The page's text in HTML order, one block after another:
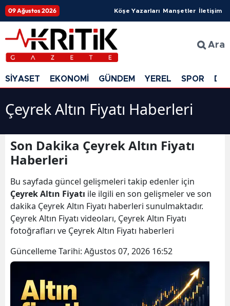
09 Ağustos 2026 Köşe Yazarları Manşetler İletişim
Ara
SİYASET EKONOMİ GÜNDEM YEREL SPOR
Çeyrek Altın Fiyatı Haberleri
Son Dakika Çeyrek Altın Fiyatı
Haberleri
Bu sayfada güncel gelişmeleri takip edenler için
Çeyrek Altın Fiyatı ile ilgili en son gelişmeler ve son
dakika Çeyrek Altın Fiyatı haberleri sunulmaktadır.
Çeyrek Altın Fiyatı videoları, Çeyrek Altın Fiyatı
fotoğrafları ve Çeyrek Altın Fiyatı haberleri
Güncelleme Tarihi: Ağustos 07, 2026 16:52